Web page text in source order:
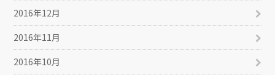
2016年12月
2016年11月
2016年10月